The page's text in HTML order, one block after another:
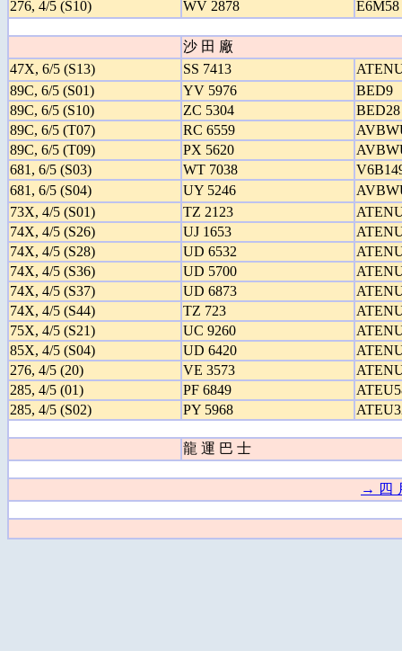
276, 4/5 (S10)
WV 2878 E6M58
沙 田 廠
47X, 6/5 (S13)
SS 7413
89C, 6/5 (S01)
YV 5976
BED9
89C, 6/5 (S10)
ZC 5304
BED28
89C, 6/5 (T07)
RC 6559
89C, 6/5 (T09)
PX 5620
681, 6/5 (S03)
WT 7038
681, 6/5 (S04)
UY 5246
73X, 4/5 (S01)
TZ 2123
74X, 4/5 (S26)
UJ 1653
74X, 4/5 (S28)
UD 6532
74X, 4/5 (S36)
UD 5700
74X, 4/5 (S37)
UD 6873
74X, 4/5 (S44)
TZ 723
75X, 4/5 (S21)
UC 9260
85X, 4/5 (S04)
UD 6420
276, 4/5 (20)
VE 3573
285, 4/5 (01)
PF 6849
285, 4/5 (S02)
PY 5968
龍 運 巴 士
→ 四